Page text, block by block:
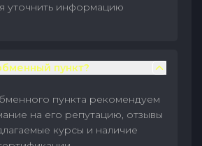
уточнить информацию
пункт?
пункта рекомендуем
на его репутацию, отзывы
курсы и наличие